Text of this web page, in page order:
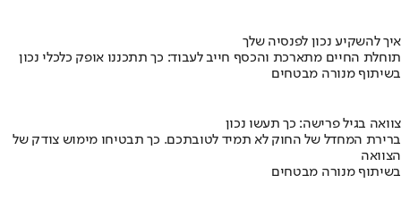
איך להשקיע נכון לפנסיה שלך
תוחלת החיים מתארכת והכסף חייב לעבוד: כך תתכננו אופק כלכלי נכון
בשיתוף מנורה מבטחים
צוואה בגיל פרישה: כך תעשו נכון
ברירת המחדל של החוק לא תמיד לטובתכם. כך תבטיחו מימוש צודק של
הצוואה
בשיתוף מנורה מבטחים